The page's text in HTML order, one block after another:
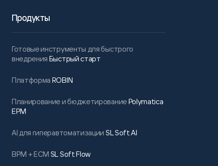
Продукты
Готовые инструменты для быстрого
внедрения Быстрый старт
Платформа ROBIN
Планирование и бюджетированиеPolymatica
EPM
AI для гиперавтоматизации SL Soft AI
BPM + ECM SL Soft Flow